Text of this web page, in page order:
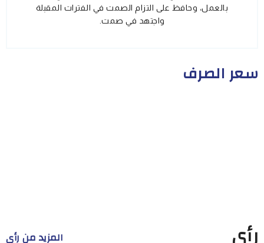
بالعمل، وحافظ على التزام الصمت في الفترات المقبلة
واجتهد في صمت.
سعر الصرف
رأي المزيد من رأي